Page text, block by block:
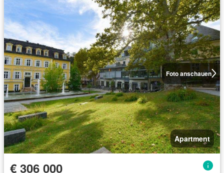
Foto anschauen
Apartment
€ 306 000